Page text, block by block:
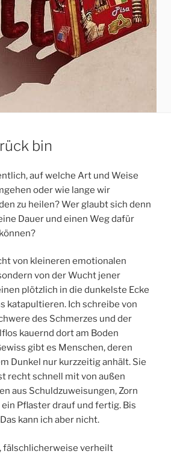
bin
auf welche Art und Weise
oder wie lange wir
zu heilen? Wer glaubt sich denn
Dauer und einen Weg dafür
von kleineren emotionalen
von der Wucht jener
plötzlich in die dunkelste Ecke
katapultieren. Ich schreibe von
des Schmerzes und der
kauernd dort am Boden
gibt es Menschen, deren
Dunkel nur kurzzeitig anhält. Sie
recht schnell mit von außen
aus Schuldzuweisungen, Zorn
ein Pflaster drauf und fertig. Bis
kann ich aber nicht.
fälschlicherweise verheilt